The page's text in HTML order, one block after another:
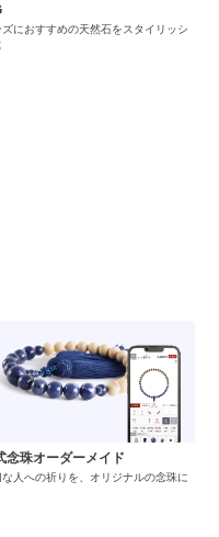
ズにおすすめの天然石をスタイリッシ
念珠オーダーメイド
な人への祈りを、オリジナルの念珠に